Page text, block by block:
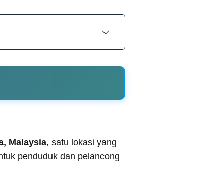
Malaysia, satu lokasi yang
penduduk dan pelancong